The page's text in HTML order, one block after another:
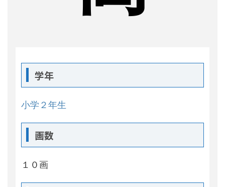
学年
小学２年生
画数
１０画